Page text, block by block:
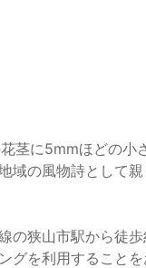
茎に5mmほどの
域の風物詩として
の狭山市駅から徒
を利用することを